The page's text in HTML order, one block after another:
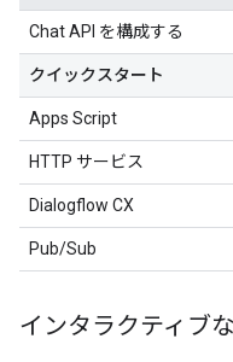
Chat API を構成する
クイックスタート
Apps Script
HTTP サービス
Dialogflow CX
Pub/Sub
インタラクティブ